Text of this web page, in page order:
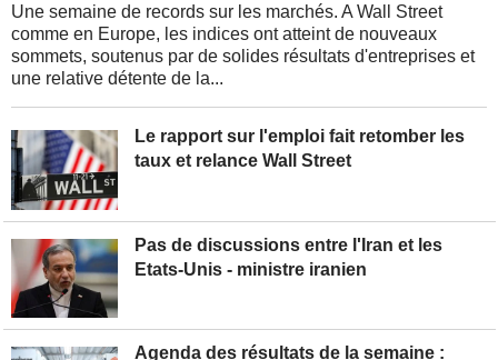
Le rapport sur l'emploi fait retomber les
taux et relance Wall Street
Pas de discussions entre l'Iran et les
Etats-Unis - ministre iranien
Une semaine de records sur les marchés. A Wall Street
comme en Europe, les indices ont atteint de nouveaux
sommets, soutenus par de solides résultats d'entreprises et
une relative détente de la...
Agenda des résultats de la semaine :